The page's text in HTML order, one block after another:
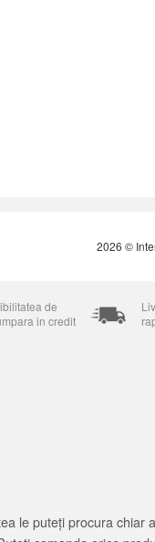
2026 ©
de
in credit
le puteți procura chiar